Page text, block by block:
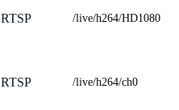
RTSP /live/h264/HD1080
RTSP /live/h264/ch0